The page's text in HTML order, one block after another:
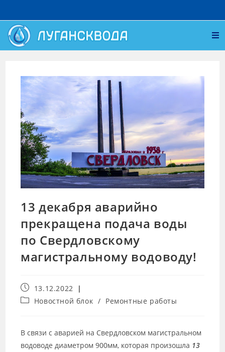
13 декабря аварийно
прекращена подача воды
по Свердловскому
магистральному водоводу!
13.12.2022
Новостной блок / Ремонтные работы
В связи с аварией на Свердловском магистральном
водоводе диаметром 900мм, которая произошла 13